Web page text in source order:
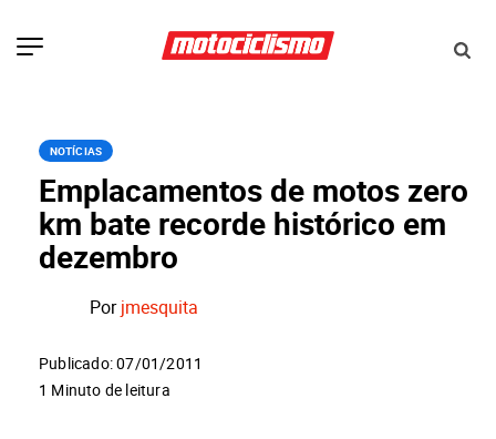
NOTÍCIAS
Emplacamentos de motos zero
km bate recorde histórico em
dezembro
Porjmesquita
Publicado: 07/01/2011
1 Minuto de leitura